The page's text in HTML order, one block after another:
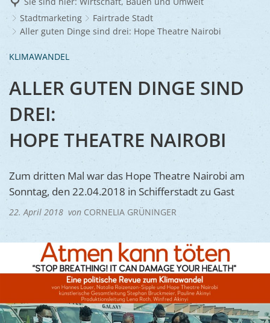
Ukraine
Bürger-
Wahlen
Wir als
Schulen
Ernst-
Stadtmarketing
Fairtrade Stadt
Aller guten Dinge sind drei: Hope Theatre Nairobi
KLIMAWANDEL
ALLER GUTEN DINGE SIND
DREI:
HOPE THEATRE NAIROBI
Zum dritten Mal war das Hope Theatre Nairobi am
Sonntag, den 22.04.2018 in Schifferstadt zu Gast
22. April 2018 von CORNELIA GRÜNINGER